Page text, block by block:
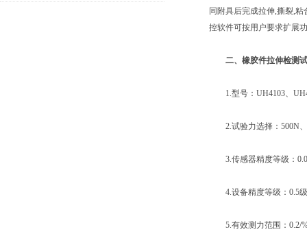
同附具后完成拉伸,撕裂,
控软件可按用户要求扩展
二、 橡胶件拉伸检测
1.型号：UH4103、
2.试验力选择：500N、
3.传感器精度等级：
4.设备精度等级：0.5
5.有效测力范围：0.2/